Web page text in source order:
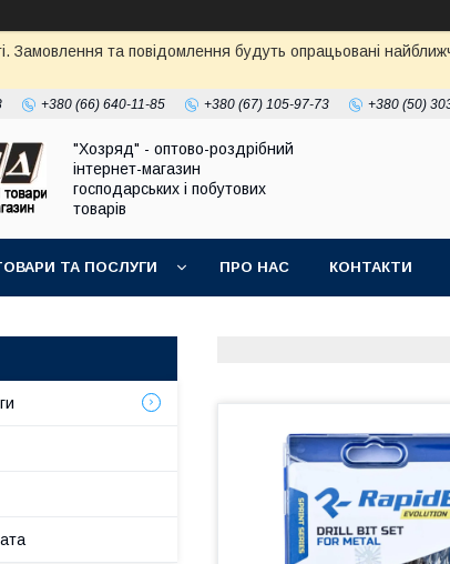
Замовлення та повідомлення будуть опрацьовані
+380 (66) 640-11-85 +380 (67) 105-97-73 +380 (50)
"Хозряд" - оптово-роздрібний
інтернет-магазин
господарських і побутових
товарів
ТА ПОСЛУГИ ПРО НАС КОНТАКТИ